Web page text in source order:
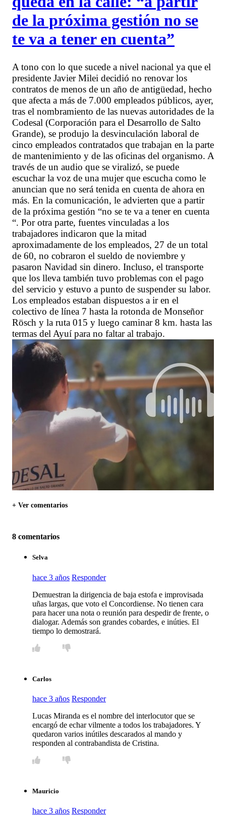
de la próxima gestión no se
te va a tener en cuenta”
A tono con lo que sucede a nivel nacional ya que el
presidente Javier Milei decidió no renovar los
contratos de menos de un año de antigüedad, hecho
que afecta a más de 7.000 empleados públicos, ayer,
tras el nombramiento de las nuevas autoridades de la
Codesal (Corporación para el Desarrollo de Salto
Grande), se produjo la desvinculación laboral de
cinco empleados contratados que trabajan en la parte
de mantenimiento y de las oficinas del organismo. A
través de un audio que se viralizó, se puede
escuchar la voz de una mujer que escucha como le
anuncian que no será tenida en cuenta de ahora en
más. En la comunicación, le advierten que a partir
de la próxima gestión “no se te va a tener en cuenta
“. Por otra parte, fuentes vinculadas a los
trabajadores indicaron que la mitad
aproximadamente de los empleados, 27 de un total
de 60, no cobraron el sueldo de noviembre y
pasaron Navidad sin dinero. Incluso, el transporte
que los lleva también tuvo problemas con el pago
del servicio y estuvo a punto de suspender su labor.
Los empleados estaban dispuestos a ir en el
colectivo de línea 7 hasta la rotonda de Monseñor
Rösch y la ruta 015 y luego caminar 8 km. hasta las
termas del Ayuí para no faltar al trabajo.
+ Ver comentarios
8 comentarios
Selva
hace 3 años Responder
Demuestran la dirigencia de baja estofa e improvisada
uñas largas, que voto el Concordiense. No tienen cara
para hacer una nota o reunión para despedir de frente, o
dialogar. Además son grandes cobardes, e inúties. El
tiempo lo demostrará.
Carlos
hace 3 años Responder
Lucas Miranda es el nombre del interlocutor que se
encargó de echar vilmente a todos los trabajadores. Y
quedaron varios inútiles descarados al mando y
responden al contrabandista de Cristina.
Mauricio
hace 3 años Responder